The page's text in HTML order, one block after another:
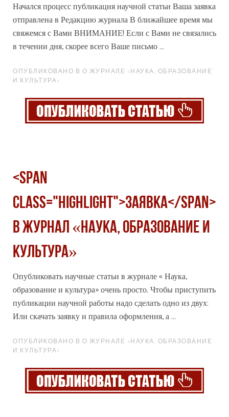
Начался процесс публикация научной статьи Ваша заявка
отправлена в Редакцию журнала В ближайшее время мы
свяжемся с Вами ВНИМАНИЕ! Если с Вами не связались
в течении дня, скорее всего Ваше письмо ...
ОПУБЛИКОВАНО В О ЖУРНАЛЕ «НАУКА, ОБРАЗОВАНИЕ
И КУЛЬТУРА»
<span
class="highlight">Заявка</span>
в журнал «Наука, образование и
культура»
Опубликовать научные статьи в журнале « Наука,
образование и культура» очень просто. Чтобы приступить
публикации научной работы надо сделать одно из двух:
Или скачать заявку и правила оформления, а ...
ОПУБЛИКОВАНО В О ЖУРНАЛЕ «НАУКА, ОБРАЗОВАНИЕ
И КУЛЬТУРА»